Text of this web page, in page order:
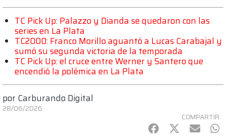
TC Pick Up: Palazzo y Dianda se quedaron con las
series en La Plata
TC2000: Franco Morillo aguantó a Lucas Carabajal y
sumó su segunda victoria de la temporada
TC Pick Up: el cruce entre Werner y Santero que
encendió la polémica en La Plata
por Carburando Digital
28/06/2026
COMPARTIR
Facebook
Twitter
mail